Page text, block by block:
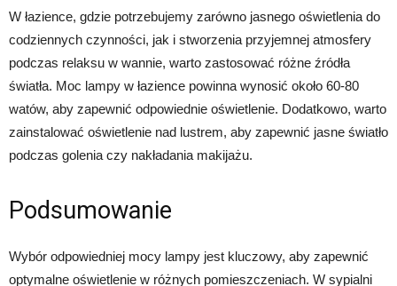
W łazience, gdzie potrzebujemy zarówno jasnego oświetlenia do
codziennych czynności, jak i stworzenia przyjemnej atmosfery
podczas relaksu w wannie, warto zastosować różne źródła
światła. Moc lampy w łazience powinna wynosić około 60-80
watów, aby zapewnić odpowiednie oświetlenie. Dodatkowo, warto
zainstalować oświetlenie nad lustrem, aby zapewnić jasne światło
podczas golenia czy nakładania makijażu.
Podsumowanie
Wybór odpowiedniej mocy lampy jest kluczowy, aby zapewnić
optymalne oświetlenie w różnych pomieszczeniach. W sypialni